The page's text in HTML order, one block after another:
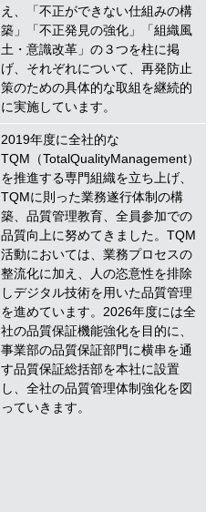
え、「不正ができない仕組みの構
築」「不正発見の強化」「組織風
土・意識改革」の３つを柱に掲
げ、それぞれについて、再発防止
策のための具体的な取組を継続的
に実施しています。
2019年度に全社的な
TQM（TotalQualityManagement）
を推進する専門組織を立ち上げ、
TQMに則った業務遂行体制の構
築、品質管理教育、全員参加での
品質向上に努めてきました。TQM
活動においては、業務プロセスの
整流化に加え、人の恣意性を排除
しデジタル技術を用いた品質管理
を進めています。2026年度には全
社の品質保証機能強化を目的に、
事業部の品質保証部門に横串を通
す品質保証総括部を本社に設置
し、全社の品質管理体制強化を図
っていきます。